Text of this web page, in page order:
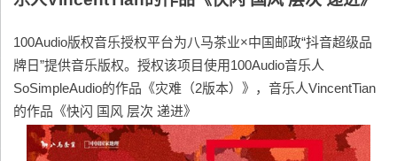
100Audio版权音乐授权平台为八马茶业×中国邮政“抖音超级品
牌日”提供音乐版权。授权该项目使用100Audio音乐人
SoSimpleAudio的作品《灾难（2版本）》，音乐人VincentTian
的作品《快闪 国风 层次 递进》